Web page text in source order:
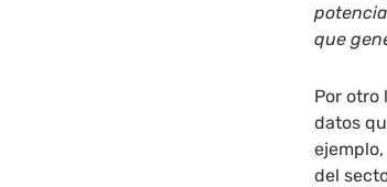
que
Por otro
datos
del